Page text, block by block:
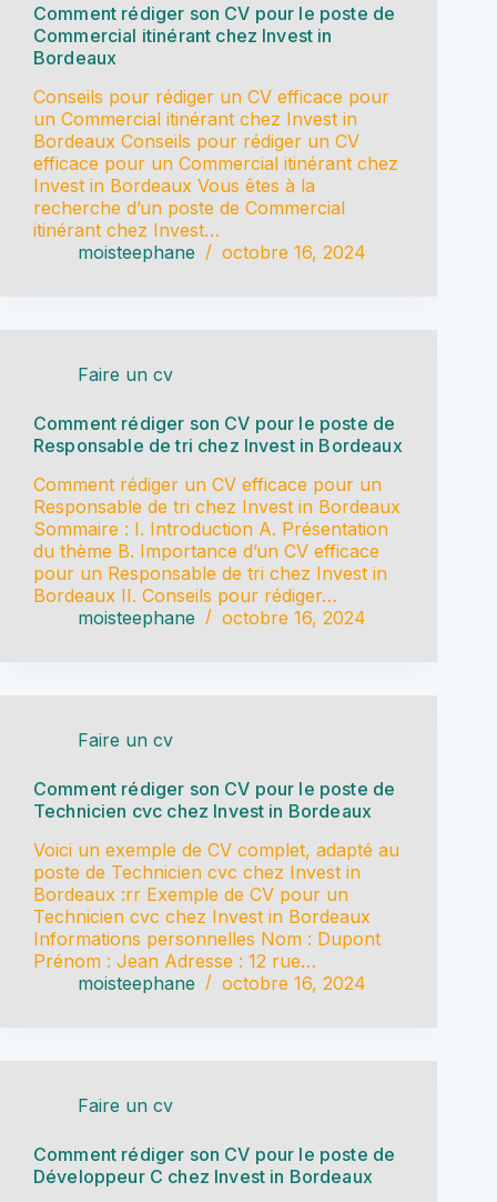
Comment rédiger son CV pour le poste de
Commercial itinérant chez Invest in
Bordeaux
Conseils pour rédiger un CV efficace pour
un Commercial itinérant chez Invest in
Bordeaux Conseils pour rédiger un CV
efficace pour un Commercial itinérant chez
Invest in Bordeaux Vous êtes à la
recherche d’un poste de Commercial
itinérant chez Invest…
moisteephane
octobre 16, 2024
Faire un cv
Comment rédiger son CV pour le poste de
Responsable de tri chez Invest in Bordeaux
Comment rédiger un CV efficace pour un
Responsable de tri chez Invest in Bordeaux
Sommaire : I. Introduction A. Présentation
du thème B. Importance d’un CV efficace
pour un Responsable de tri chez Invest in
Bordeaux II. Conseils pour rédiger…
moisteephane
octobre 16, 2024
Faire un cv
Comment rédiger son CV pour le poste de
Technicien cvc chez Invest in Bordeaux
Voici un exemple de CV complet, adapté au
poste de Technicien cvc chez Invest in
Bordeaux :rr Exemple de CV pour un
Technicien cvc chez Invest in Bordeaux
Informations personnelles Nom : Dupont
Prénom : Jean Adresse : 12 rue…
moisteephane
octobre 16, 2024
Faire un cv
Comment rédiger son CV pour le poste de
Développeur C chez Invest in Bordeaux